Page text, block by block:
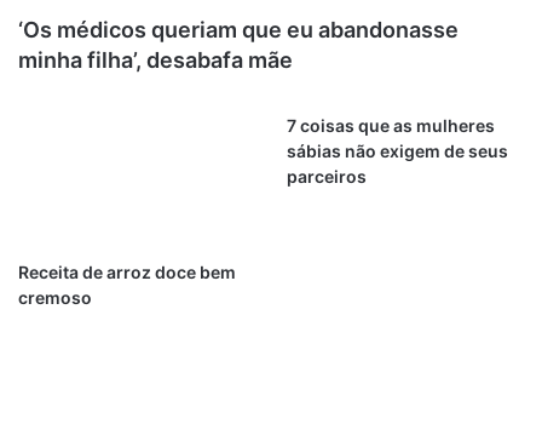
‘Os médicos queriam que eu abandonasse
minha filha’, desabafa mãe
Receita de arroz doce bem
cremoso
7 coisas que as mulheres
sábias não exigem de seus
parceiros